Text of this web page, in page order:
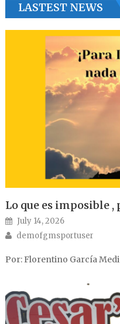
LASTEST NEWS
Lo que es imposible ,
Posted on
July 14, 2026
Author
demofgmsportuser
Por: Florentino García